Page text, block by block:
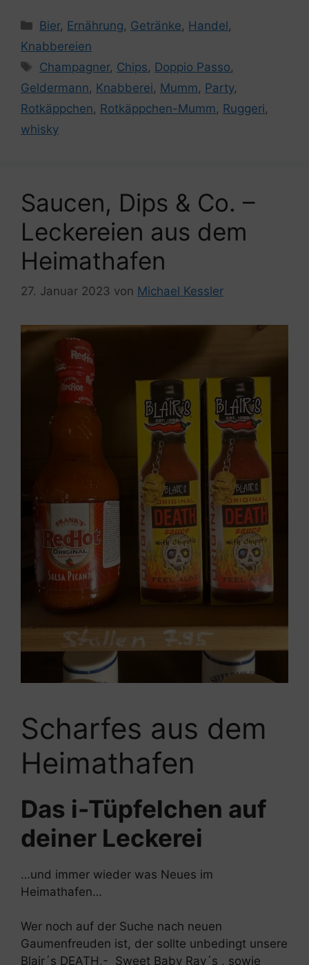
Kategorien
Bier, Ernährung, Getränke, Handel,
Knabbereien
Schlagwörter
Champagner, Chips, Doppio Passo,
Geldermann, Knabberei, Mumm, Party,
Rotkäppchen, Rotkäppchen-Mumm, Ruggeri,
whisky
Saucen, Dips & Co. –
Leckereien aus dem
Heimathafen
27. Januar 2023 von Michael Kessler
Scharfes aus dem
Heimathafen
Das i-Tüpfelchen auf
deiner Leckerei
…und immer wieder was Neues im
Heimathafen…
Wer noch auf der Suche nach neuen
Gaumenfreuden ist, der sollte unbedingt unsere
Blair´s DEATH,- Sweet Baby Ray´s , sowie